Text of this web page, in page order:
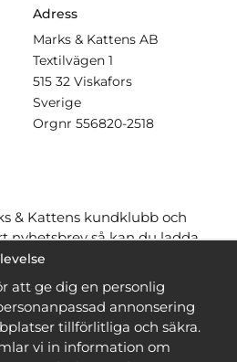
Adress
Marks & Kattens AB
Textilvägen 1
515 32 Viskafors
Sverige
Orgnr 556820-2518
& Kattens kundklubb och
nyhetsbrev så kan du ladda
gratisoch få många
mönstret. Du ser vilka som
du ärinloggad.
medlem
att ge dig en personlig
annonsering
tillförlitliga och säkra.
vi in information om